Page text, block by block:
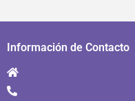
Información de Contacto